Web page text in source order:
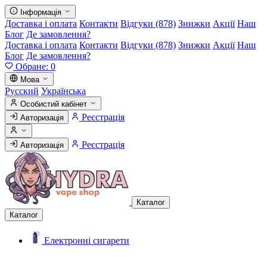
Інформація
Доставка і оплата Контакти Відгуки (878) Знижки Акції Наш
Блог Де замовлення?
Доставка і оплата Контакти Відгуки (878) Знижки Акції Наш
Блог Де замовлення?
Обране: 0
Мова
Русский Українська
Особистий кабінет
Авторизація
Реєстрація
Авторизація Реєстрація
Каталог
Каталог
Електронні сигарети